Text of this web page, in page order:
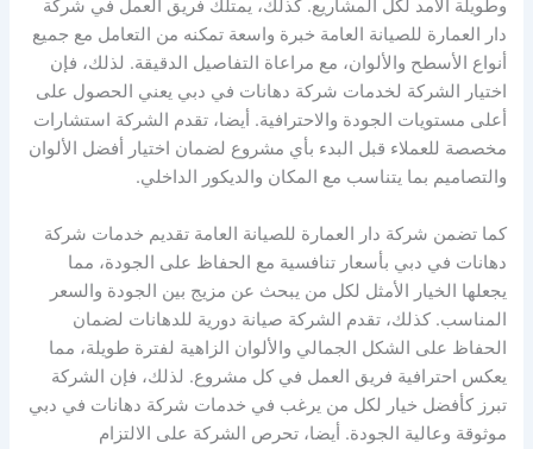
وطويلة الأمد لكل المشاريع. كذلك، يمتلك فريق العمل في شركة
دار العمارة للصيانة العامة خبرة واسعة تمكنه من التعامل مع جميع
أنواع الأسطح والألوان، مع مراعاة التفاصيل الدقيقة. لذلك، فإن
اختيار الشركة لخدمات شركة دهانات في دبي يعني الحصول على
أعلى مستويات الجودة والاحترافية. أيضا، تقدم الشركة استشارات
مخصصة للعملاء قبل البدء بأي مشروع لضمان اختيار أفضل الألوان
والتصاميم بما يتناسب مع المكان والديكور الداخلي.
كما تضمن شركة دار العمارة للصيانة العامة تقديم خدمات شركة
دهانات في دبي بأسعار تنافسية مع الحفاظ على الجودة، مما
يجعلها الخيار الأمثل لكل من يبحث عن مزيج بين الجودة والسعر
المناسب. كذلك، تقدم الشركة صيانة دورية للدهانات لضمان
الحفاظ على الشكل الجمالي والألوان الزاهية لفترة طويلة، مما
يعكس احترافية فريق العمل في كل مشروع. لذلك، فإن الشركة
تبرز كأفضل خيار لكل من يرغب في خدمات شركة دهانات في دبي
موثوقة وعالية الجودة. أيضا، تحرص الشركة على الالتزام